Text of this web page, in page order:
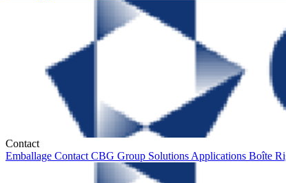
Contact
Emballage Contact CBG Group Solutions Applications Boîte